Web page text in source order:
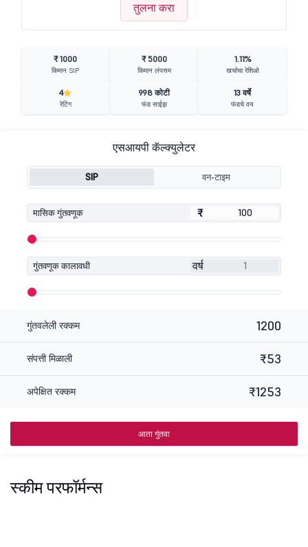
तुलना करा
₹ 1000
किमान SIP
₹ 5000
किमान लंपसम
1.11%
खर्चाचा रेशिओ
4
रेटिंग
998 कोटी
फंड साईझ
13 वर्षे
फंडचे वय
एसआयपी कॅल्क्युलेटर
SIP वन-टाइम
मासिक गुंतवणूक ₹
₹
गुंतवणूक कालावधी वर्ष
गुंतवलेली रक्कम 1200
संपत्ती मिळाली ₹53
अपेक्षित रक्कम ₹1253
आता गुंतवा
स्कीम परफॉर्मन्स